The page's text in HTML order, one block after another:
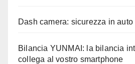
Dash camera: sicurezza in
Bilancia YUNMAI: la bilancia
collega al vostro smartphone